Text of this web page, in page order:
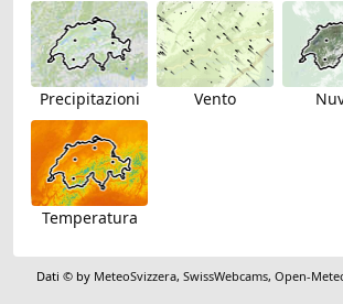
Precipitazioni Vento
Temperatura
Dati © by MeteoSvizzera,SwissWebcams,Open-